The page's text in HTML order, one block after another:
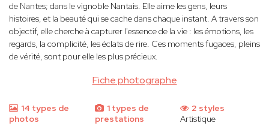
Fiche photographe
de Nantes; dans le vignoble Nantais. Elleaime les gens, leurs
histoires, et la beauté qui se cache dans chaque instant. A travers son
objectif, elle cherche à capturer l'essence de la vie : les émotions, les
regards, la complicité, les éclats de rire. Ces moments fugaces, pleins
de vérité, sont pour elle les plus précieux.
14 types de
photos
1 types de
prestations
2 styles
Artistique